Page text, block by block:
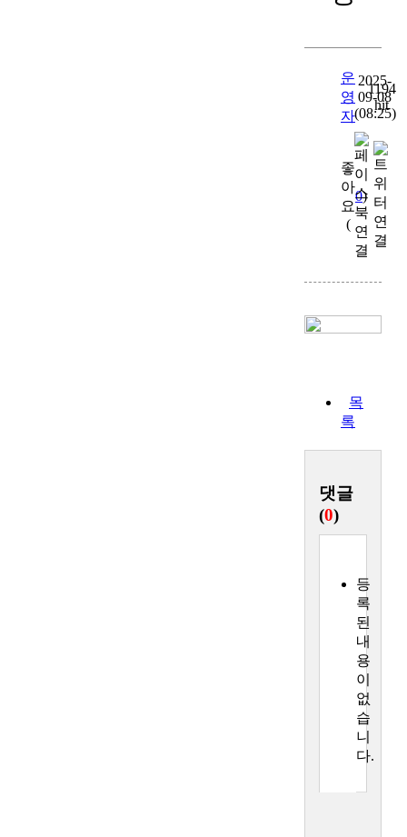
자(08:25)
hit
(
0)
록
(0)
다.